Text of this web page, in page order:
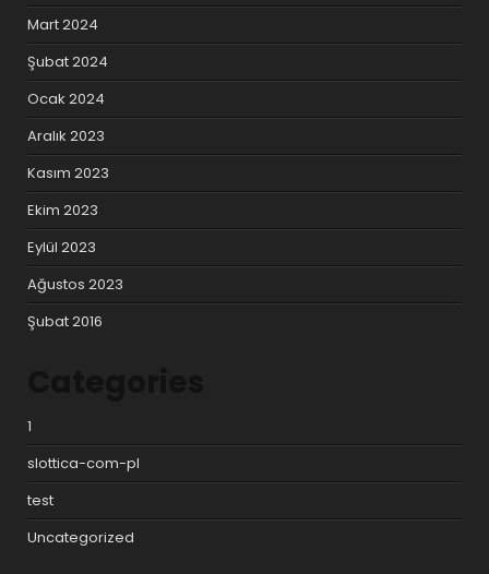
Mart 2024
Şubat 2024
Ocak 2024
Aralık 2023
Kasım 2023
Ekim 2023
Eylül 2023
Ağustos 2023
Şubat 2016
1
slottica-com-pl
test
Uncategorized